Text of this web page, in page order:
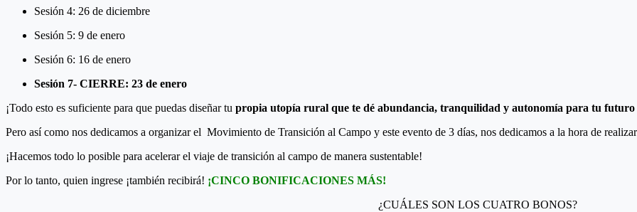
Sesión 4: 26 de diciembre
Sesión 5: 9 de enero
Sesión 6: 16 de enero
Sesión 7- CIERRE: 23 de enero
¡Todo esto es suficiente para que puedas diseñar tu propia utopía rural que te dé abundancia, tranquilidad y autonomía para tu futuro
Pero así como nos dedicamos a organizar el Movimiento de Transición al Campo y este evento de 3 días, nos dedicamos a la hora de
¡Hacemos todo lo posible para acelerar el viaje de transición al campo de manera sustentable!
Por lo tanto, quien ingrese ¡también recibirá! ¡CINCO BONIFICACIONES MÁS!
¿CUÁLES SON LOS CUATRO BONOS?